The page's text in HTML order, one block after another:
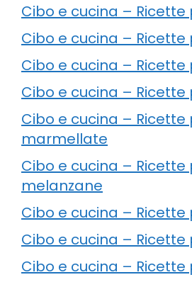
Cibo e cucina – Ricette
Cibo e cucina –
Cibo e cucina –
Cibo e cucina –
Cibo e cucina – Ricette
marmellate
Cibo e cucina – Ricette
melanzane
Cibo e cucina –
Cibo e cucina – Ricette
Cibo e cucina –